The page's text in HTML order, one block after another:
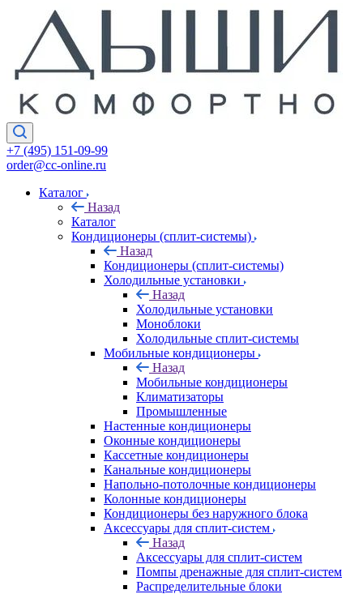
+7 (495) 151-09-99
order@cc-online.ru
Каталог
Назад
Каталог
Кондиционеры (сплит-системы)
Назад
Кондиционеры (сплит-системы)
Холодильные установки
Назад
Холодильные установки
Моноблоки
Холодильные сплит-системы
Мобильные кондиционеры
Назад
Мобильные кондиционеры
Климатизаторы
Промышленные
Настенные кондиционеры
Оконные кондиционеры
Кассетные кондиционеры
Канальные кондиционеры
Напольно-потолочные кондиционеры
Колонные кондиционеры
Кондиционеры без наружного блока
Аксессуары для сплит-систем
Назад
Аксессуары для сплит-систем
Помпы дренажные для сплит-систем
Распределительные блоки